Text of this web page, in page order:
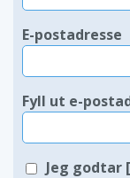
E-postadresse
Fyll ut e-
Jeg godtar